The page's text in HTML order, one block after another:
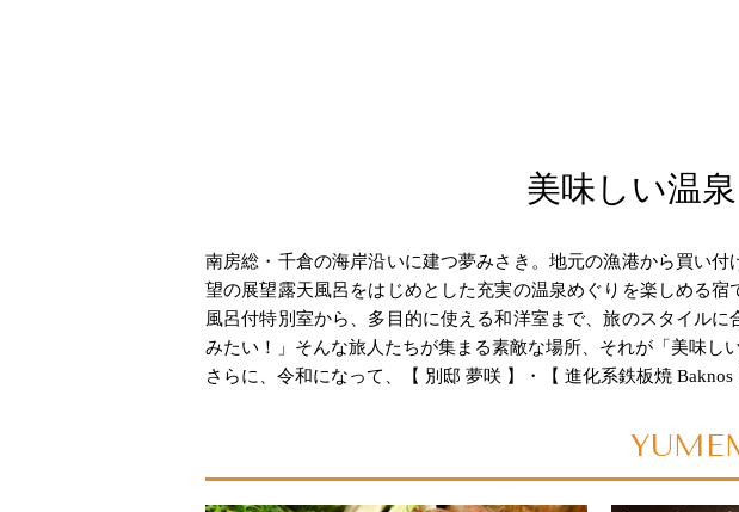
美味しい温
南房総・千倉の海岸沿いに建つ夢みさき。地元の漁港から買い
望の展望露天風呂をはじめとした充実の温泉めぐりを楽しめる
風呂付特別室から、多目的に使える和洋室まで、旅のスタイル
みたい！」そんな旅人たちが集まる素敵な場所、それが「美味し
さらに、令和になって、【 別邸 夢咲 】・【 進化系鉄板焼